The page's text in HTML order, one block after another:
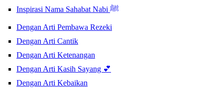
Inspirasi Nama Sahabat Nabi ﷺ
Dengan Arti Pembawa Rezeki
Dengan Arti Cantik
Dengan Arti Ketenangan
Dengan Arti Kasih Sayang 💕
Dengan Arti Kebaikan